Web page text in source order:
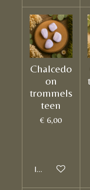
Chalcedo
on
trommels
teen
€ 6,00
In winkelwagen